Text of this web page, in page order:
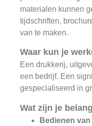
materialen kunnen
tijdschriften,
van te maken.
Waar kun je
Een drukkerij,
een bedrijf. Een
gespecialiseerd in
Wat zijn je
Bedienen